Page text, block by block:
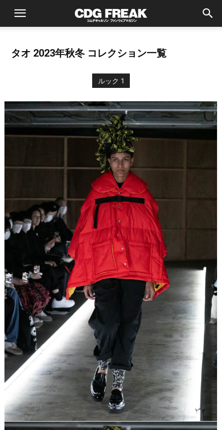
タオ 2023年秋冬 コレクション一覧
ルック 1